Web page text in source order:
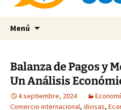
Menú
Balanza de Pagos y
Un Análisis
4 septiembre, 2024
Comercio internacional, divisas,